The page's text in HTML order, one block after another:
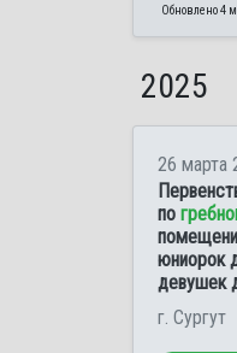
Обновлено 4
2025
26 марта
по
юниорок
девушек
г. Сургут